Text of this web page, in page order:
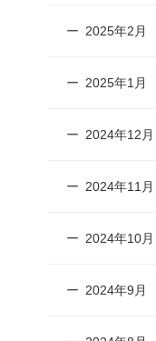
2025年2月
2025年1月
2024年12月
2024年11月
2024年10月
2024年9月